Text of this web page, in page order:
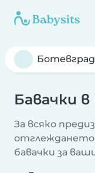
Бавачки
За всяко
отглеждането
бавачки за